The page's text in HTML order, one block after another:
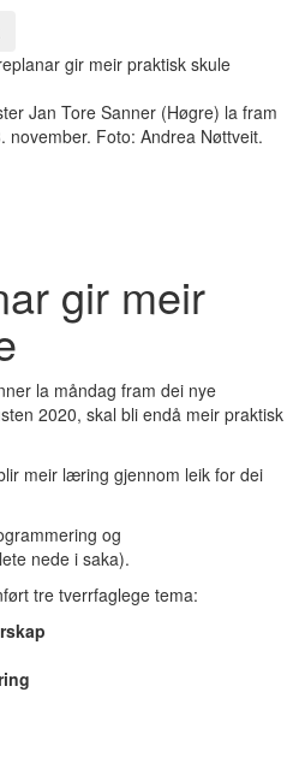
gir meir praktisk skule
Jan Tore Sanner (Høgre) la fram
Foto: Andrea Nøttveit.
gir meir
la måndag fram dei nye
2020, skal bli endå meir praktisk
meir læring gjennom leik for dei
og
nede i saka).
tre tverrfaglege tema: